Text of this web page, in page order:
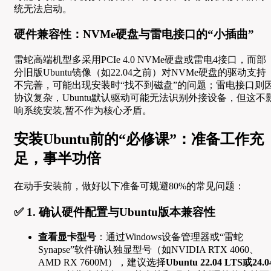
统无法启动。
硬件兼容性：NVMe硬盘与雷电接口的“小插曲”
雷蛇高端机型多采用PCIe 4.0 NVMe硬盘或雷电4接口，而部
分旧版Ubuntu镜像（如22.04之前）对NVMe硬盘的驱动支持
不完善，可能出现安装时“找不到磁盘”的问题；雷电接口则
协议复杂，Ubuntu默认驱动可能无法识别外接设备，但这不
响系统安装,暂不作为核心矛盾。
安装Ubuntu前的“必修课”：准备工作充
足，事半功倍
在动手安装前，做好以下准备可规避80%的常见问题：
✅ 1. 确认硬件配置与Ubuntu版本兼容性
查看显卡型号 ：通过Windows设备管理器或“雷蛇
Synapse”软件确认独显型号（如NVIDIA RTX 4060、
AMD RX 7600M），建议选择Ubuntu 22.04 LTS或